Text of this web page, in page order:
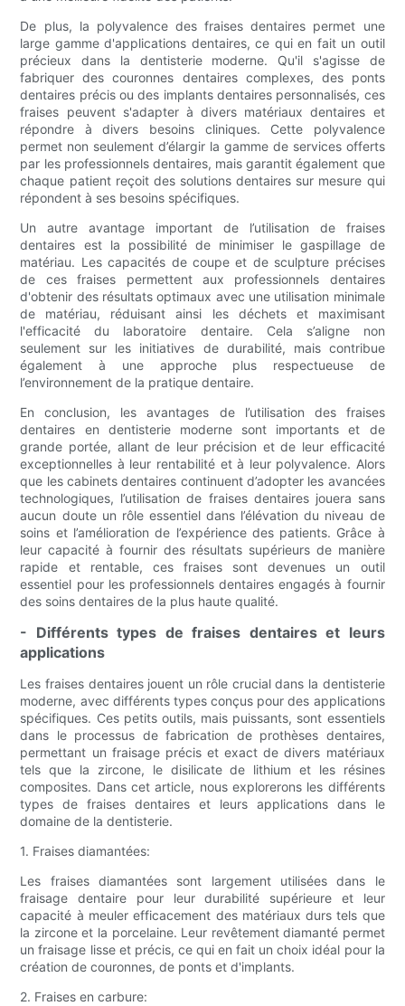
De plus, la polyvalence des fraises dentaires permet une
large gamme d'applications dentaires, ce qui en fait un outil
précieux dans la dentisterie moderne. Qu'il s'agisse de
fabriquer des couronnes dentaires complexes, des ponts
dentaires précis ou des implants dentaires personnalisés, ces
fraises peuvent s'adapter à divers matériaux dentaires et
répondre à divers besoins cliniques. Cette polyvalence
permet non seulement d’élargir la gamme de services offerts
par les professionnels dentaires, mais garantit également que
chaque patient reçoit des solutions dentaires sur mesure qui
répondent à ses besoins spécifiques.
Un autre avantage important de l’utilisation de fraises
dentaires est la possibilité de minimiser le gaspillage de
matériau. Les capacités de coupe et de sculpture précises
de ces fraises permettent aux professionnels dentaires
d'obtenir des résultats optimaux avec une utilisation minimale
de matériau, réduisant ainsi les déchets et maximisant
l'efficacité du laboratoire dentaire. Cela s’aligne non
seulement sur les initiatives de durabilité, mais contribue
également à une approche plus respectueuse de
l’environnement de la pratique dentaire.
En conclusion, les avantages de l’utilisation des fraises
dentaires en dentisterie moderne sont importants et de
grande portée, allant de leur précision et de leur efficacité
exceptionnelles à leur rentabilité et à leur polyvalence. Alors
que les cabinets dentaires continuent d’adopter les avancées
technologiques, l’utilisation de fraises dentaires jouera sans
aucun doute un rôle essentiel dans l’élévation du niveau de
soins et l’amélioration de l’expérience des patients. Grâce à
leur capacité à fournir des résultats supérieurs de manière
rapide et rentable, ces fraises sont devenues un outil
essentiel pour les professionnels dentaires engagés à fournir
des soins dentaires de la plus haute qualité.
- Différents types de fraises dentaires et leurs
applications
Les fraises dentaires jouent un rôle crucial dans la dentisterie
moderne, avec différents types conçus pour des applications
spécifiques. Ces petits outils, mais puissants, sont essentiels
dans le processus de fabrication de prothèses dentaires,
permettant un fraisage précis et exact de divers matériaux
tels que la zircone, le disilicate de lithium et les résines
composites. Dans cet article, nous explorerons les différents
types de fraises dentaires et leurs applications dans le
domaine de la dentisterie.
1. Fraises diamantées:
Les fraises diamantées sont largement utilisées dans le
fraisage dentaire pour leur durabilité supérieure et leur
capacité à meuler efficacement des matériaux durs tels que
la zircone et la porcelaine. Leur revêtement diamanté permet
un fraisage lisse et précis, ce qui en fait un choix idéal pour la
création de couronnes, de ponts et d'implants.
2. Fraises en carbure: